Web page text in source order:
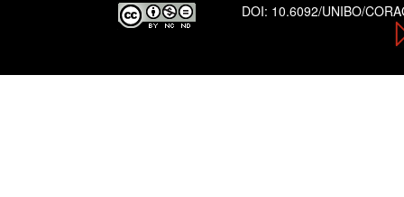
DOI: 10.6092/UNIBO/